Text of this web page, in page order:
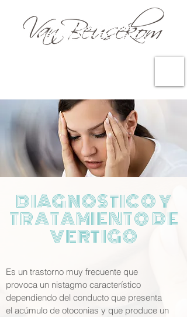
DIAGNOSTICO Y
TRATAMIENTO DE
VERTIGO
Es un trastorno muy frecuente que
provoca un nistagmo característico
dependiendo del conducto que presenta
el acúmulo de otoconias y que produce un